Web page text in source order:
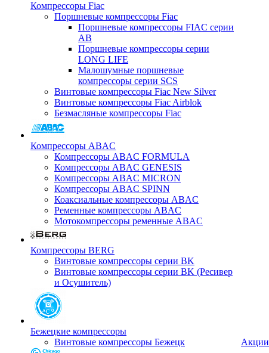
Компрессоры Fiac
Поршневые компрессоры Fiac
Поршневые компрессоры FIAC серии
AB
Поршневые компрессоры серии
LONG LIFE
Малошумные поршневые
компрессоры серии SCS
Винтовые компрессоры Fiac New Silver
Винтовые компрессоры Fiac Airblok
Безмасляные компрессоры Fiac
Компрессоры ABAC
Компрессоры ABAC FORMULA
Компрессоры ABAC GENESIS
Компрессоры ABAC MICRON
Компрессоры ABAC SPINN
Коаксиальные компрессоры ABAC
Ременные компрессоры ABAC
Мотокомпрессоры ременные ABAC
Компрессоры BERG
Винтовые компрессоры серии BK
Винтовые компрессоры серии BK (Ресивер
и Осушитель)
Бежецкие компрессоры
Винтовые компрессоры Бежецк
Акции